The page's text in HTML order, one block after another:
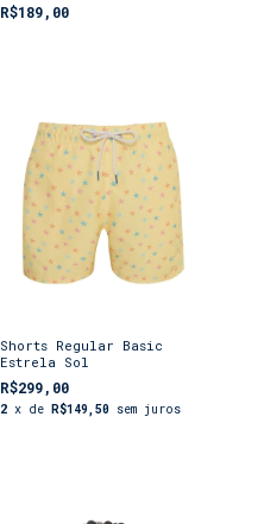
R$189,00
Shorts Regular Basic
Estrela Sol
R$299,00
2 x de R$149,50 sem juros